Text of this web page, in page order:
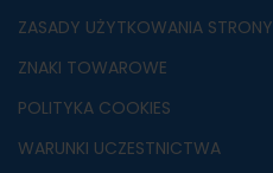
ZASADY UŻYTKOWANIA STRONY
ZNAKI TOWAROWE
POLITYKA COOKIES
WARUNKI UCZESTNICTWA